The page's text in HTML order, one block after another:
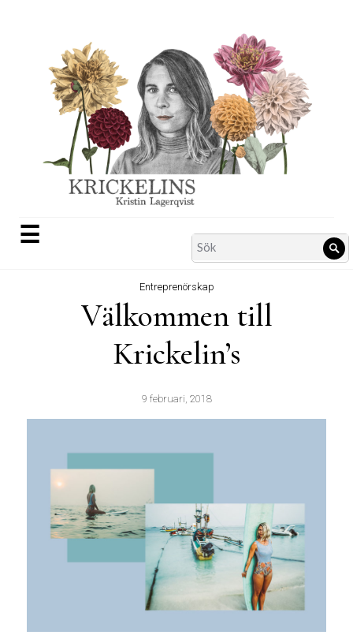
☰
Search
for:
Entreprenörskap
Välkommen till
Krickelin’s
9 februari, 2018